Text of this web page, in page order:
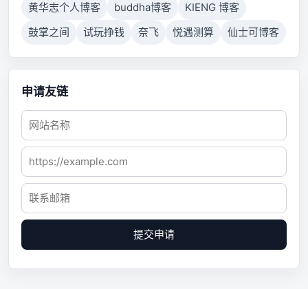
黄华志个人博客
buddha博客
KIENG 博客
鼓掌之间
试玩挣钱 奈飞 悦遇测算 仙士可博客
申请友链
提交申请